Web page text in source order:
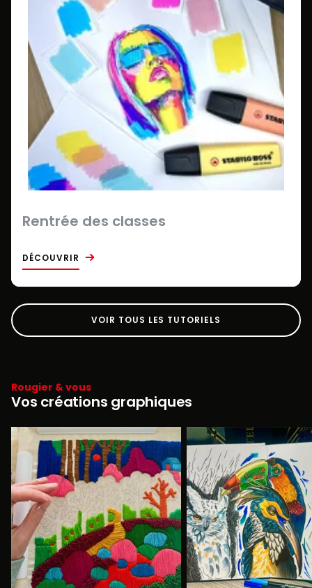
Rentrée des classes
DÉCOUVRIR
VOIR TOUS LES TUTORIELS
Rougier & vous
Vos créations graphiques